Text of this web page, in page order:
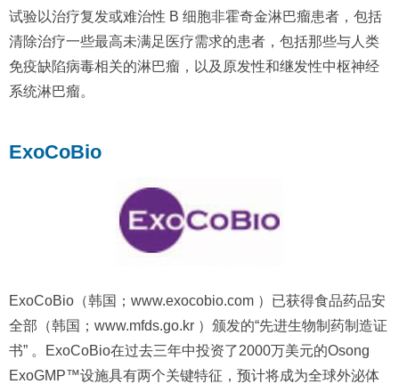
试验以治疗复发或难治性 B 细胞非霍奇金淋巴瘤患者，包括
清除治疗一些最高未满足医疗需求的患者，包括那些与人类
免疫缺陷病毒相关的淋巴瘤，以及原发性和继发性中枢神经
系统淋巴瘤。
ExoCoBio
ExoCoBio（韩国；www.exocobio.com ）已获得食品药品安
全部（韩国；www.mfds.go.kr ）颁发的“先进生物制药制造证
书” 。ExoCoBio在过去三年中投资了2000万美元的Osong
ExoGMP™设施具有两个关键特征，预计将成为全球外泌体